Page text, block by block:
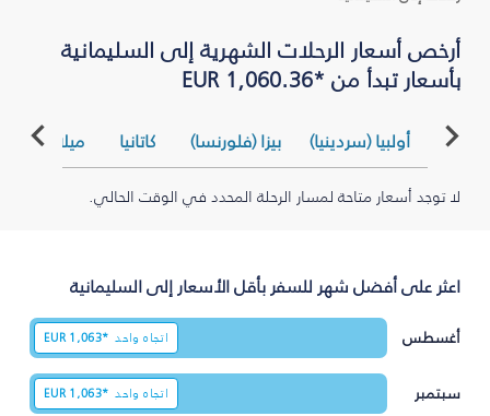
أرخص أسعار الرحلات الشهرية إلى السليمانية‎
بأسعار تبدأ من *EUR 1,060.36
أولبيا (سردينيا) بيزا (فلورنسا) كاتانيا ميلان
لا توجد أسعار متاحة لمسار الرحلة المحدد في الوقت الحالي.
اعثر على أفضل شهر للسفر بأقل الأسعار إلى السليمانية‎
أغسطس اتجاه واحد EUR 1,063*
سبتمبر اتجاه واحد EUR 1,063*